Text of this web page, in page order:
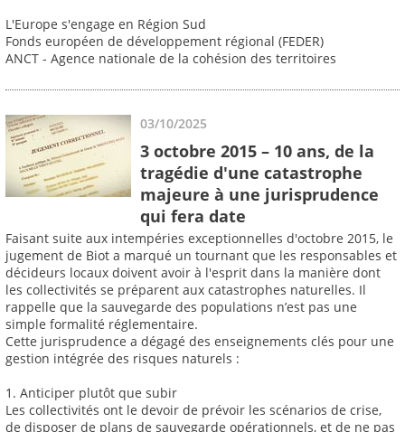
L'Europe s'engage en Région Sud
Fonds européen de développement régional (FEDER)
ANCT - Agence nationale de la cohésion des territoires
03/10/2025
3 octobre 2015 – 10 ans, de la
tragédie d'une catastrophe
majeure à une jurisprudence
qui fera date
Faisant suite aux intempéries exceptionnelles d'octobre 2015, le
jugement de Biot a marqué un tournant que les responsables et
décideurs locaux doivent avoir à l'esprit dans la manière dont
les collectivités se préparent aux catastrophes naturelles. Il
rappelle que la sauvegarde des populations n’est pas une
simple formalité réglementaire.
Cette jurisprudence a dégagé des enseignements clés pour une
gestion intégrée des risques naturels :
1. Anticiper plutôt que subir
Les collectivités ont le devoir de prévoir les scénarios de crise,
de disposer de plans de sauvegarde opérationnels, et de ne pas